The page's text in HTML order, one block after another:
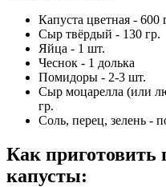
Капуста цветная - 600
Сыр твёрдый - 130 гр.
Яйца - 1 шт.
Чеснок - 1 долька
Помидоры - 2-3 шт.
Сыр моцарелла (или
гр.
Соль, перец, зелень -
Как приготовить
капусты: